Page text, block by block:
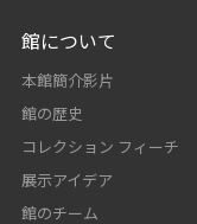
館について
本館簡介影片
館の歴史
コレクション フィーチ
展示アイデア
館のチーム